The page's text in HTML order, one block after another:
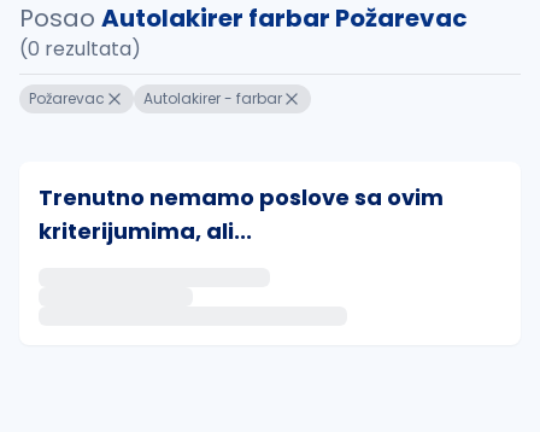
Posao Autolakirer farbar Požarevac
(0 rezultata)
Požarevac Autolakirer - farbar
Trenutno nemamo poslove sa ovim
kriterijumima, ali...